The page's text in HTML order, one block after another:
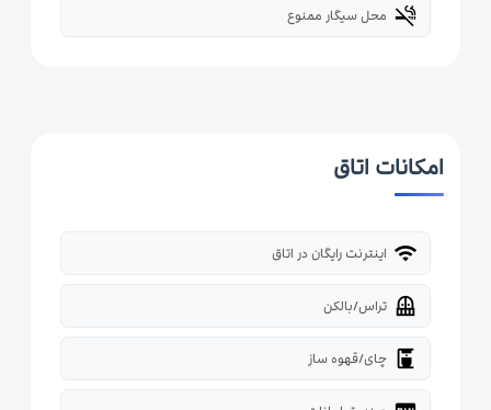
smoke_free محل سیگار ممنوع
امکانات اتاق
wifi اینترنت رایگان در اتاق
balcony تراس/بالکن
coffee_maker چای/قهوه ساز